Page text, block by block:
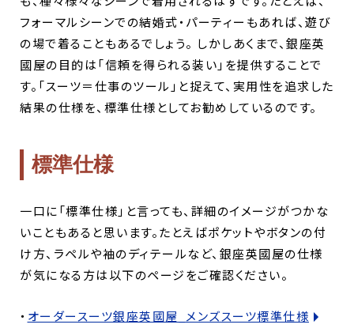
フォーマルシーンでの結婚式・パーティーもあれば、遊び
の場で着ることもあるでしょう。 しかしあくまで、銀座英
國屋の目的は「信頼を得られる装い」を提供することで
す。「スーツ＝仕事のツール」と捉えて、実用性を追求した
結果の仕様を、標準仕様としてお勧めしているのです。
標準仕様
一口に「標準仕様」と言っても、詳細のイメージがつかな
いこともあると思います。たとえばポケットやボタンの付
け方、ラペルや袖のディテールなど、銀座英國屋の仕様
が気になる方は以下のページをご確認ください。
・ オーダースーツ銀座英國屋_メンズスーツ標準仕様